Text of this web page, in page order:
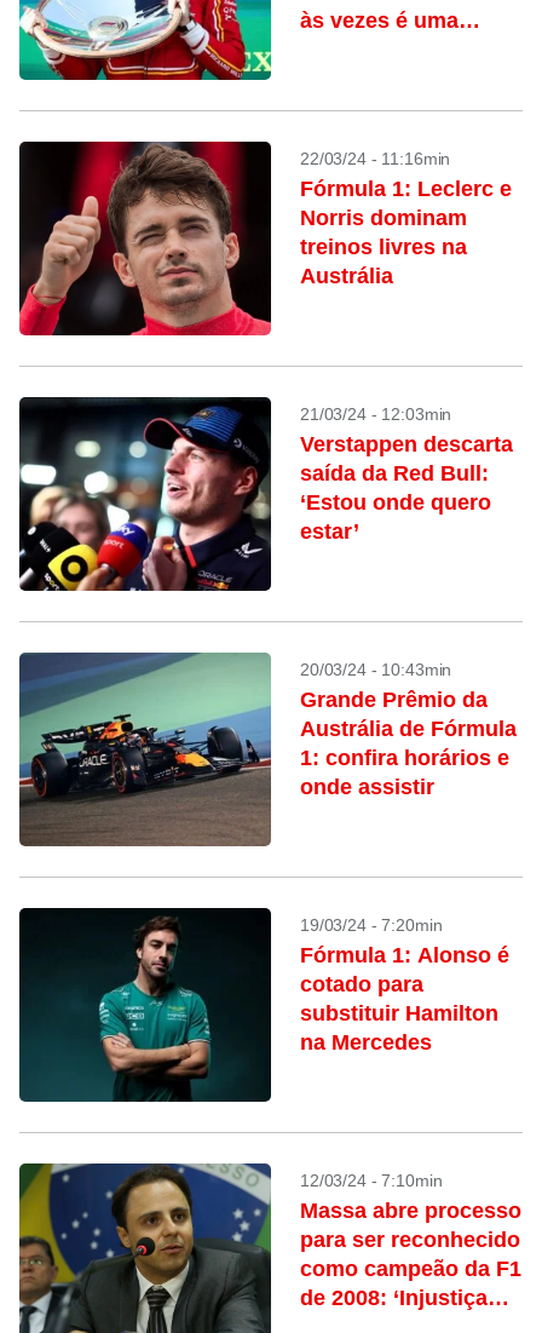
às vezes é uma
22/03/24 - 11:16min
Fórmula 1: Leclerc e
Norris dominam
treinos livres na
Austrália
21/03/24 - 12:03min
Verstappen descarta
saída da Red Bull:
‘Estou onde quero
estar’
20/03/24 - 10:43min
Grande Prêmio da
Austrália de Fórmula
1: confira horários e
onde assistir
19/03/24 - 7:20min
Fórmula 1: Alonso é
cotado para
substituir Hamilton
na Mercedes
12/03/24 - 7:10min
Massa abre processo
para ser reconhecido
como campeão da F1
de 2008: ‘Injustiça